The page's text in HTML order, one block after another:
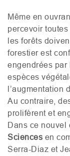
Même en
percevoir
les forêts
forestier est
engendrées par
espèces
l’augmentation
Au contraire,
prolifèrent et
Dans ce nouvel
Sciences en
Serra-Diaz et